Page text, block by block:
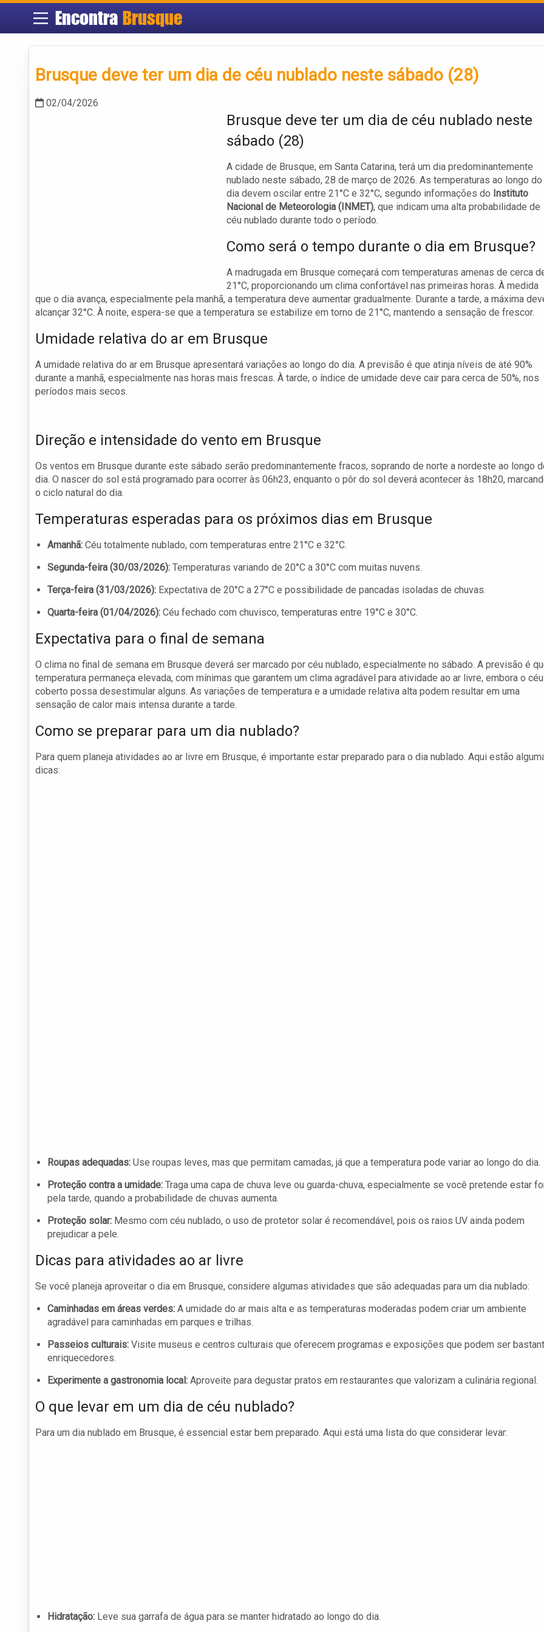
Encontra Brusque
Brusque deve ter um dia de céu nublado neste sábado (28)
02/04/2026
Brusque deve ter um dia de céu nublado neste
sábado (28)
A cidade de Brusque, em Santa Catarina, terá um dia predominantemente
nublado neste sábado, 28 de março de 2026. As temperaturas ao longo do
dia devem oscilar entre 21°C e 32°C, segundo informações do Instituto
Nacional de Meteorologia (INMET), que indicam uma alta probabilidade de
céu nublado durante todo o período.
Como será o tempo durante o dia em Brusque?
A madrugada em Brusque começará com temperaturas amenas de cerca
21°C, proporcionando um clima confortável nas primeiras horas. À medida
que o dia avança, especialmente pela manhã, a temperatura deve aumentar gradualmente. Durante a tarde, a máxima
alcançar 32°C. À noite, espera-se que a temperatura se estabilize em torno de 21°C, mantendo a sensação de frescor.
Umidade relativa do ar em Brusque
A umidade relativa do ar em Brusque apresentará variações ao longo do dia. A previsão é que atinja níveis de até 90%
durante a manhã, especialmente nas horas mais frescas. À tarde, o índice de umidade deve cair para cerca de 50%, nos
períodos mais secos.
Direção e intensidade do vento em Brusque
Os ventos em Brusque durante este sábado serão predominantemente fracos, soprando de norte a nordeste ao longo
dia. O nascer do sol está programado para ocorrer às 06h23, enquanto o pôr do sol deverá acontecer às 18h20,
o ciclo natural do dia.
Temperaturas esperadas para os próximos dias em Brusque
Amanhã: Céu totalmente nublado, com temperaturas entre 21°C e 32°C.
Segunda-feira (30/03/2026): Temperaturas variando de 20°C a 30°C com muitas nuvens.
Terça-feira (31/03/2026): Expectativa de 20°C a 27°C e possibilidade de pancadas isoladas de chuvas.
Quarta-feira (01/04/2026): Céu fechado com chuvisco, temperaturas entre 19°C e 30°C.
Expectativa para o final de semana
O clima no final de semana em Brusque deverá ser marcado por céu nublado, especialmente no sábado. A previsão é
temperatura permaneça elevada, com mínimas que garantem um clima agradável para atividade ao ar livre, embora o céu
coberto possa desestimular alguns. As variações de temperatura e a umidade relativa alta podem resultar em uma
sensação de calor mais intensa durante a tarde.
Como se preparar para um dia nublado?
Para quem planeja atividades ao ar livre em Brusque, é importante estar preparado para o dia nublado. Aqui estão
dicas:
Roupas adequadas: Use roupas leves, mas que permitam camadas, já que a temperatura pode variar ao longo do dia.
Proteção contra a umidade: Traga uma capa de chuva leve ou guarda-chuva, especialmente se você pretende estar
pela tarde, quando a probabilidade de chuvas aumenta.
Proteção solar: Mesmo com céu nublado, o uso de protetor solar é recomendável, pois os raios UV ainda podem
prejudicar a pele.
Dicas para atividades ao ar livre
Se você planeja aproveitar o dia em Brusque, considere algumas atividades que são adequadas para um dia nublado:
Caminhadas em áreas verdes: A umidade do ar mais alta e as temperaturas moderadas podem criar um ambiente
agradável para caminhadas em parques e trilhas.
Passeios culturais: Visite museus e centros culturais que oferecem programas e exposições que podem ser
enriquecedores.
Experimente a gastronomia local: Aproveite para degustar pratos em restaurantes que valorizam a culinária regional.
O que levar em um dia de céu nublado?
Para um dia nublado em Brusque, é essencial estar bem preparado. Aqui está uma lista do que considerar levar:
Hidratação: Leve sua garrafa de água para se manter hidratado ao longo do dia.